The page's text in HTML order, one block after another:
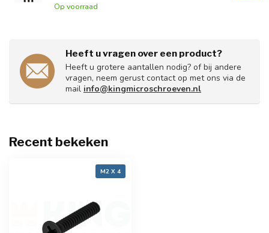
Op voorraad
Heeft u vragen over een product?
Heeft u grotere aantallen nodig? of bij andere
vragen, neem gerust contact op met ons via de
mail info@kingmicroschroeven.nl
Recent bekeken
M2 X 4